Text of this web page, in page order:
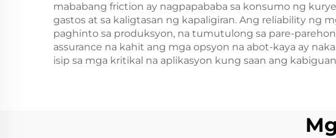
mababang friction ay nagpapababa sa konsumo ng
gastos at sa kaligtasan ng kapaligiran. Ang reliability ng
paghinto sa produksyon, na tumutulong sa pare-
assurance na kahit ang mga opsyon na abot-kaya ay
isip sa mga kritikal na aplikasyon kung saan ang